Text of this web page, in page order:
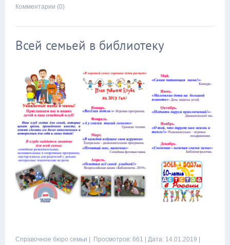
Комментарии (0)
Всей семьей в библиотеку
Справочное бюро семьи | Просмотров: 661 | Дата: 14.01.2019 |